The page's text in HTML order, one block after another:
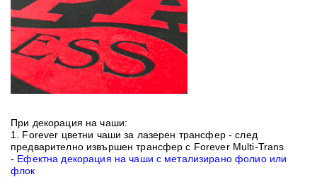
При декорация на чаши:
1. Forever цветни чаши за лазерен трансфер- след
предварително извършен трансфер с Forever Multi-Trans
- Ефектна декорация на чаши с метализирано фолио или
флок